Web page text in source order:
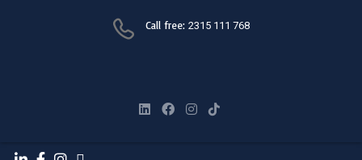
Call free: 2315 111 768